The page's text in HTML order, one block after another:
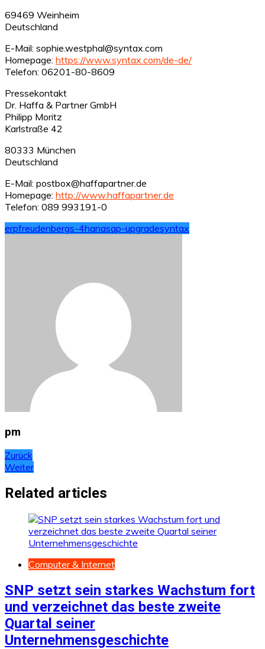
69469 Weinheim
Deutschland
E-Mail: sophie.westphal@syntax.com
Homepage: https://www.syntax.com/de-de/
Telefon: 06201-80-8609
Pressekontakt
Dr. Haffa & Partner GmbH
Philipp Moritz
Karlstraße 42
80333 München
Deutschland
E-Mail: postbox@haffapartner.de
Homepage: http://www.haffapartner.de
Telefon: 089 993191-0
erpfreudenbergs-4hanasap-upgradesyntax
pm
Beitragsnavigation
Zurück
Weiter
Related articles
Computer & Internet
SNP setzt sein starkes Wachstum fort
und verzeichnet das beste zweite
Quartal seiner
Unternehmensgeschichte